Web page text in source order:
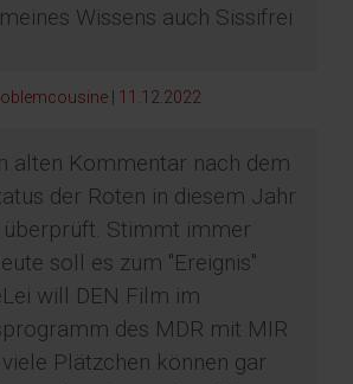
Wissens auch Sissifrei
| 11.12.2022
alten Kommentar nach dem
der Roten in diesem Jahr
Stimmt immer
soll es zum "Ereignis"
will DEN Film im
des MDR mit MIR
Plätzchen können gar